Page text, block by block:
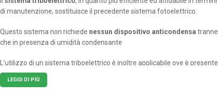
di manutenzione, sostituisce il precedente sistema fotoelettrico.
Questo sistema non richiede nessun dispositivo anticondensa tranne
che in presenza di umidità condensante
L’utilizzo di un sistema triboelettrico è inoltre applicabile ove è presente
nebbia oleosaed è esente dalla necessità di pulizia.
LEGGI DI PIÙ